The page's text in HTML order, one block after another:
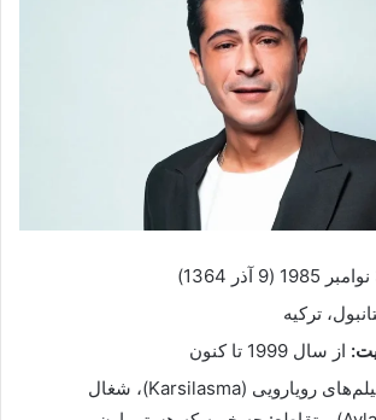
ترکیه
از سال 1999 تا کنون
فیلم‌های رویارویی (Karsilasma)، شغال